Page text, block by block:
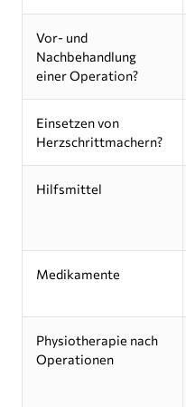
Vor- und
Nachbehandlung
einer Operation?
Einsetzen von
Herzschrittmachern?
Hilfsmittel
Medikamente
Physiotherapie nach
Operationen